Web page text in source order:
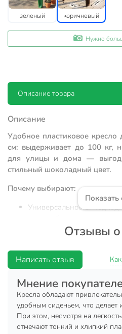
зеленый коричневый
Нужно
Описание товара
Описание
Удобное пластиковое
см: выдерживает до 100 кг,
для улицы и дома —
стильный шоколадный цвет.
Почему выбирают:
Универсальность:
Оптимальные
и хранить
Практичное решение: не
влагу, идеален для
использования
Кресло из пластика от
удобная мебель для дачи,
Отзывы о
Написать отзыв
Мнение
Кресла обладают
удобным сиденьем, что
При этом, несмотря на
отмечают тонкий и хлипкий